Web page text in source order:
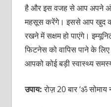
है और इस वजह से आप अपने
महसूस करेंगे। इससे आप खुद
रखने में सक्षम हो पाएंगे।
फिटनेस को वापिस पाने के
आपको कोई बड़ी स्‍वास्‍थ्‍य
उपाय:रोज़ 20 बार ‘ॐ